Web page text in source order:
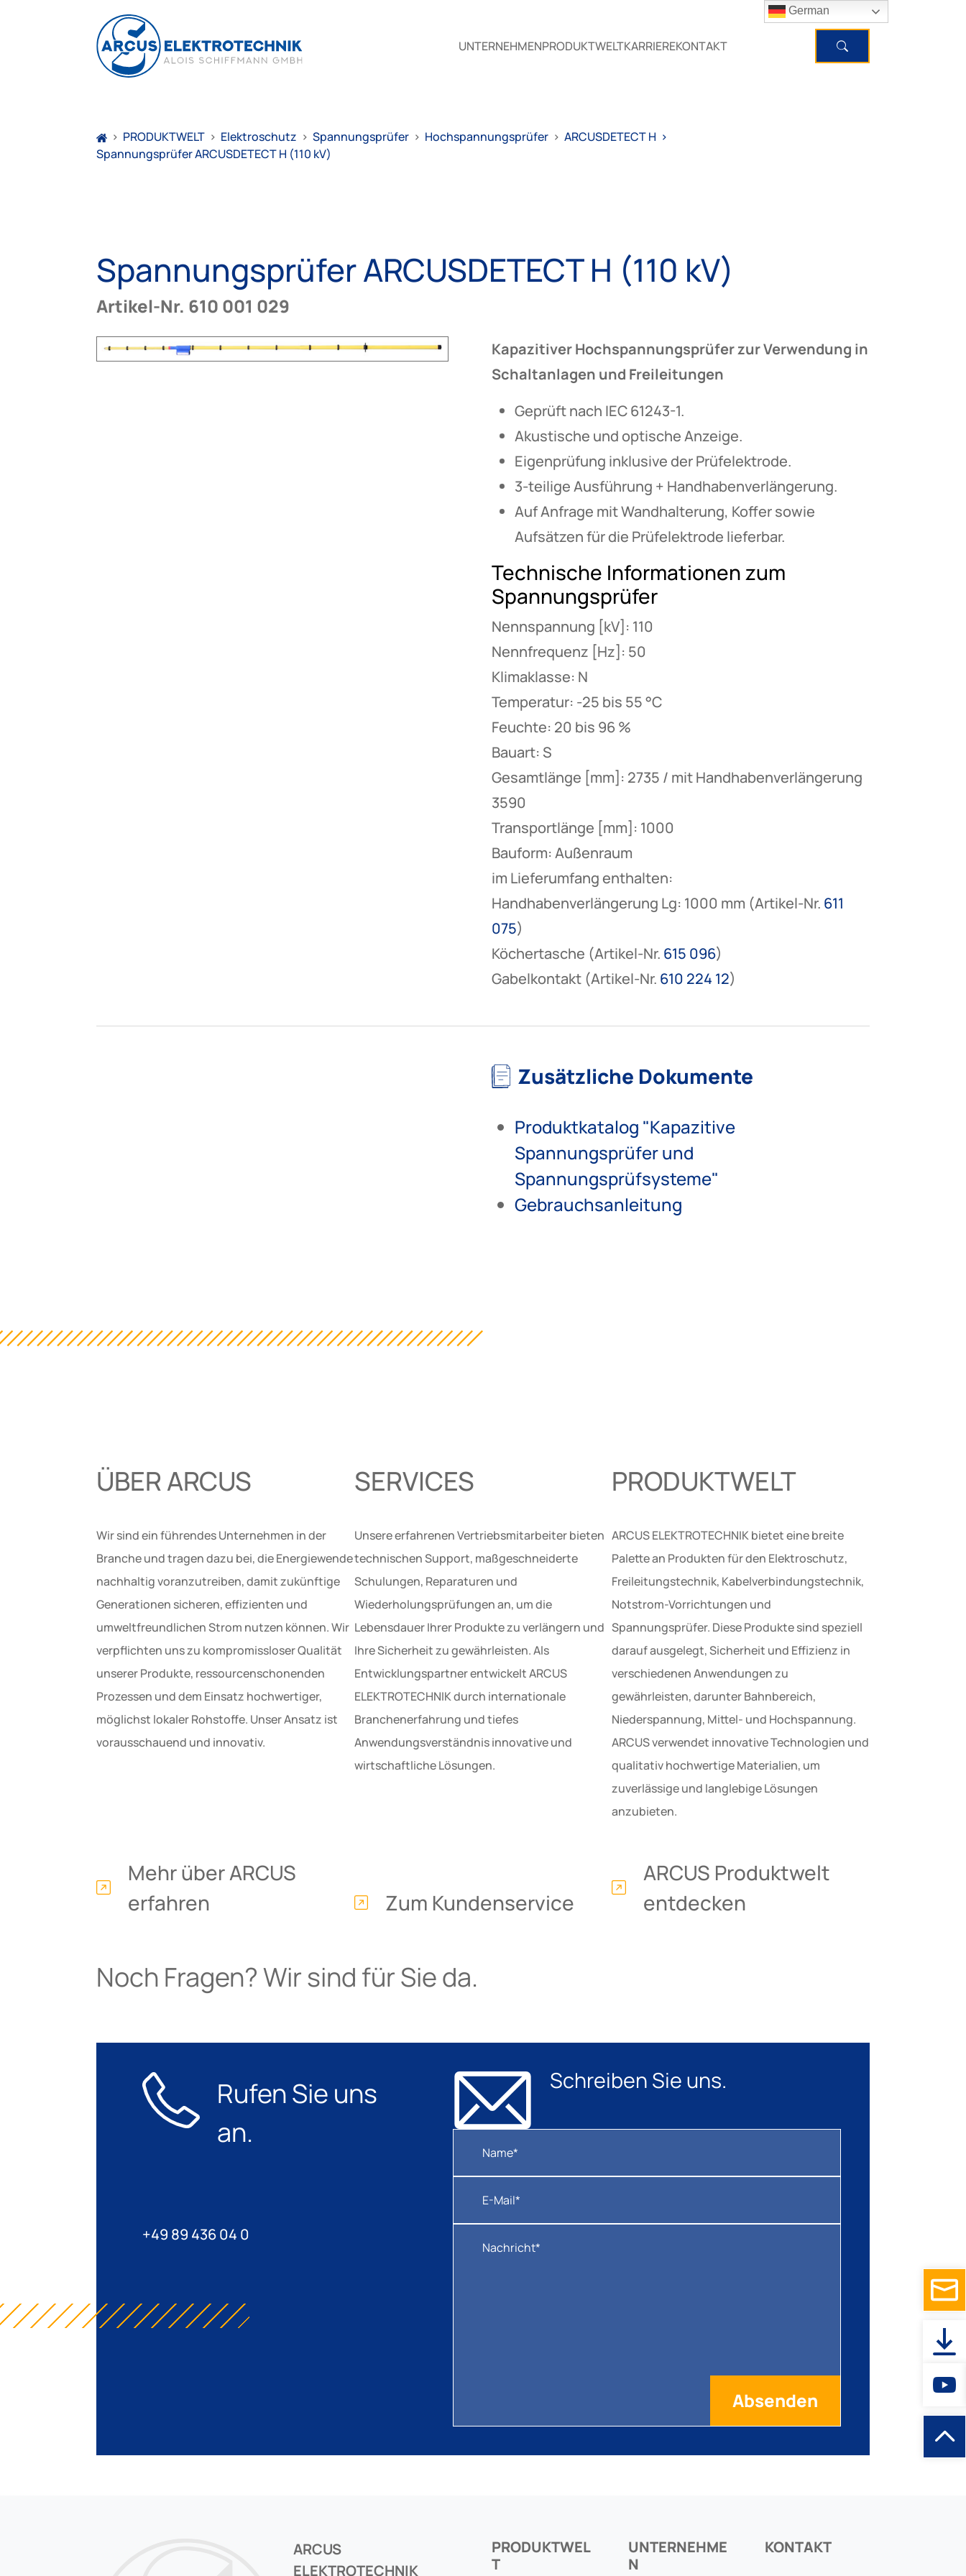
UNTERNEHMENPRODUKTWELTKARRIEREKONTAKT
> PRODUKTWELT > Elektroschutz > Spannungsprüfer > Hochspannungsprüfer > ARCUSDETECT H >
Spannungsprüfer ARCUSDETECT H (110 kV)
Spannungsprüfer ARCUSDETECT H (110 kV)
Artikel-Nr. 610 001 029
Kapazitiver Hochspannungsprüfer zur Verwendung in
Schaltanlagen und Freileitungen
Geprüft nach IEC 61243-1.
Akustische und optische Anzeige.
Eigenprüfung inklusive der Prüfelektrode.
3-teilige Ausführung + Handhabenverlängerung.
Auf Anfrage mit Wandhalterung, Koffer sowie
Aufsätzen für die Prüfelektrode lieferbar.
Technische Informationen zum
Spannungsprüfer
Nennspannung [kV]: 110
Nennfrequenz [Hz]: 50
Klimaklasse: N
Temperatur: -25 bis 55 °C
Feuchte: 20 bis 96 %
Bauart: S
Gesamtlänge [mm]: 2735 / mit Handhabenverlängerung
3590
Transportlänge [mm]: 1000
Bauform: Außenraum
im Lieferumfang enthalten:
Handhabenverlängerung Lg: 1000 mm (Artikel-Nr. 611
075)
Köchertasche (Artikel-Nr. 615 096)
Gabelkontakt (Artikel-Nr. 610 224 12)
Zusätzliche Dokumente
Produktkatalog "Kapazitive
Spannungsprüfer und
Spannungsprüfsysteme"
Gebrauchsanleitung
ÜBER ARCUS
Wir sind ein führendes Unternehmen in der
Branche und tragen dazu bei, die Energiewende
nachhaltig voranzutreiben, damit zukünftige
Generationen sicheren, effizienten und
umweltfreundlichen Strom nutzen können. Wir
verpflichten uns zu kompromissloser Qualität
unserer Produkte, ressourcenschonenden
Prozessen und dem Einsatz hochwertiger,
möglichst lokaler Rohstoffe. Unser Ansatz ist
vorausschauend und innovativ.
Mehr über ARCUS
erfahren
SERVICES
Unsere erfahrenen Vertriebsmitarbeiter bieten
technischen Support, maßgeschneiderte
Schulungen, Reparaturen und
Wiederholungsprüfungen an, um die
Lebensdauer Ihrer Produkte zu verlängern und
Ihre Sicherheit zu gewährleisten. Als
Entwicklungspartner entwickelt ARCUS
ELEKTROTECHNIK durch internationale
Branchenerfahrung und tiefes
Anwendungsverständnis innovative und
wirtschaftliche Lösungen.
Zum Kundenservice
PRODUKTWELT
ARCUS ELEKTROTECHNIK bietet eine breite
Palette an Produkten für den Elektroschutz,
Freileitungstechnik, Kabelverbindungstechnik,
Notstrom-Vorrichtungen und
Spannungsprüfer. Diese Produkte sind speziell
darauf ausgelegt, Sicherheit und Effizienz in
verschiedenen Anwendungen zu
gewährleisten, darunter Bahnbereich,
Niederspannung, Mittel- und Hochspannung.
ARCUS verwendet innovative Technologien und
qualitativ hochwertige Materialien, um
zuverlässige und langlebige Lösungen
anzubieten.
ARCUS Produktwelt
entdecken
Noch Fragen? Wir sind für Sie da.
Rufen Sie uns
an.
+49 89 436 04 0
Schreiben Sie uns.
ARCUS
ELEKTROTECHNIK
PRODUKTWEL
T
UNTERNEHME
N
KONTAKT
German